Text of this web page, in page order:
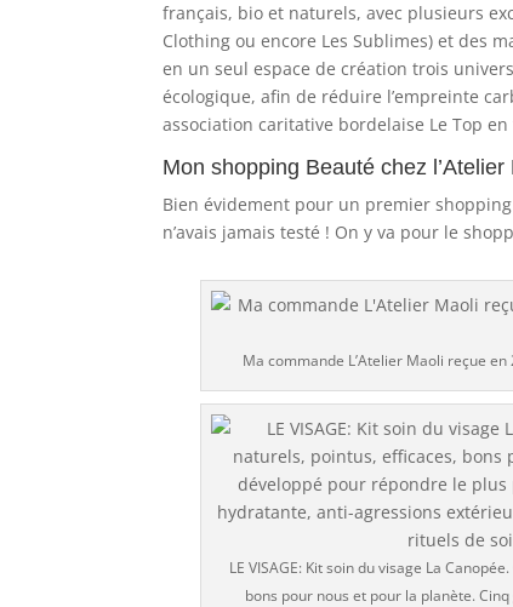
français, bio et naturels, avec plusieurs
Clothing ou encore Les Sublimes) et des
en un seul espace de création trois
écologique, afin de réduire l’empreinte
association caritative bordelaise Le Top en
Mon shopping Beauté chez l’Atelier
Bien évidement pour un premier
n’avais jamais testé ! On y va pour le
Ma commande L’Atelier Maoli reçue
LE VISAGE: Kit soin du visage La
bons pour nous et pour la planète.